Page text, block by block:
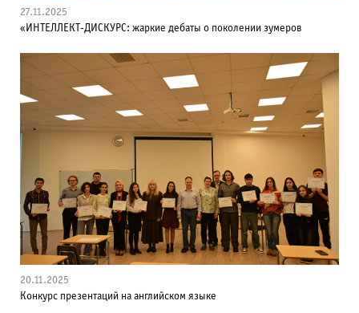
27.11.2025
«ИНТЕЛЛЕКТ-ДИСКУРС: жаркие дебаты о поколении зумеров
20.11.2025
Конкурс презентаций на английском языке